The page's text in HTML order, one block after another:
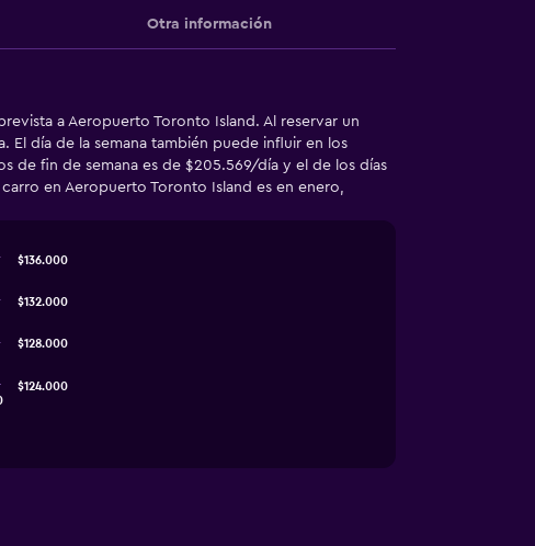
Otra información
a Aeropuerto Toronto Island. Al reservar un
día de la semana también puede influir en los
de fin de semana es de $205.569/día y el de los días
en Aeropuerto Toronto Island es en enero,
$124.000
$128.000
$132.000
$136.000